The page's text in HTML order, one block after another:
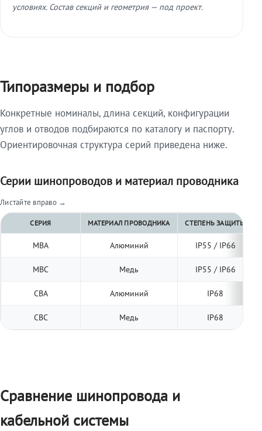
условиях. Состав секций и геометрия — под проект.
Типоразмеры и подбор
Конкретные номиналы, длина секций, конфигурации
углов и отводов подбираются по каталогу и паспорту.
Ориентировочная структура серий приведена ниже.
Серии шинопроводов и материал проводника
Листайте вправо →
СЕРИЯ МАТЕРИАЛ ПРОВОДНИКА СТЕПЕНЬ ЗАЩИТЫ
МВА Алюминий IP55 / IP66
МВС Медь IP55 / IP66
СВА Алюминий IP68
СВС Медь IP68
Сравнение шинопровода и
кабельной системы